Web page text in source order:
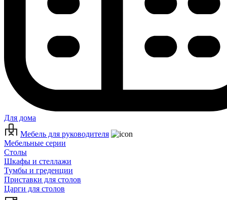
Для дома
Мебель для руководителя
Мебельные серии
Столы
Шкафы и стеллажи
Тумбы и греденции
Приставки для столов
Царги для столов